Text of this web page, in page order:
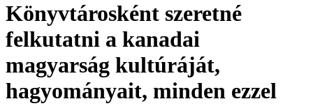
Könyvtárosként szeretné
felkutatni a kanadai
magyarság kultúráját,
hagyományait, minden ezzel